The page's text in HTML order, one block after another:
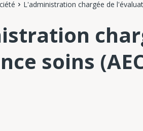
L'administration chargée de
soins